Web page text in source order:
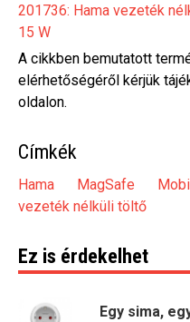
201736: Hama vezeték
15 W
A cikkben bemutatott
elérhetőségéről kérjük
oldalon.
Címkék
Hama MagSafe
vezeték nélküli töltő
Ez is érdekelhet
Egy sima,